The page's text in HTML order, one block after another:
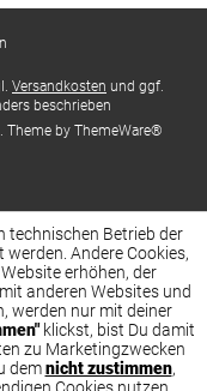
Versandkosten und ggf.
beschrieben
Theme by ThemeWare®
technischen Betrieb der
Andere Cookies,
erhöhen, der
anderen Websites und
werden nur mit deiner
klickst, bist Du damit
zu Marketingzwecken
demnicht zustimmen,